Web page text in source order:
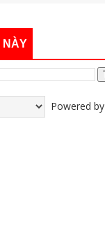
NÀY
Powered by